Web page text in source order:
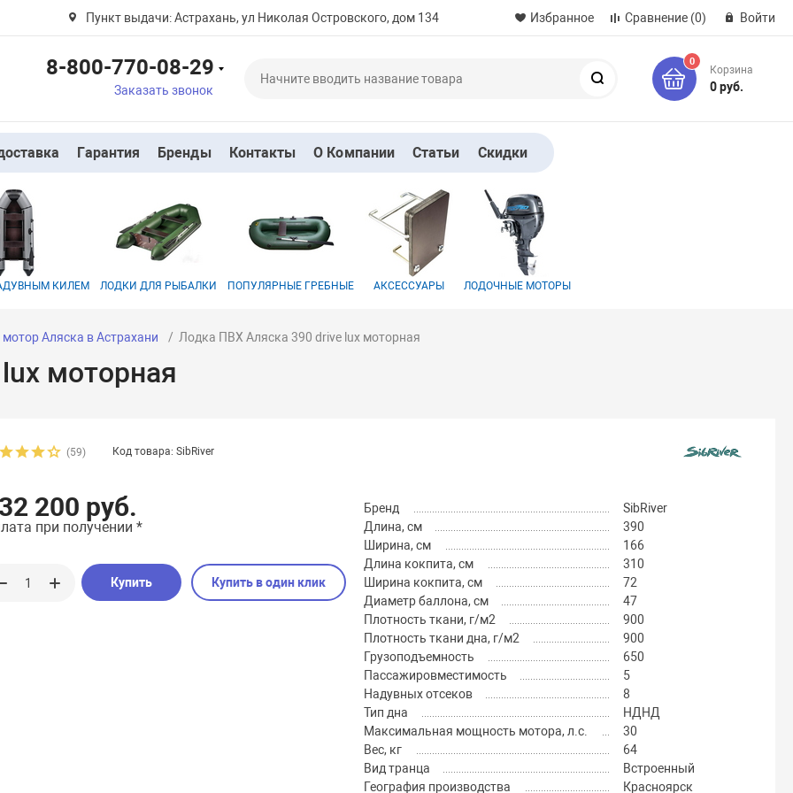
Пункт выдачи: Астрахань, ул Николая Островского, дом 134 Избранное Сравнение (0) Войти
8-800-770-08-29
Заказать звонок
0
Корзина
0 руб.
Гарантия Бренды Контакты О Компании Статьи Скидки
КИЛЕМ ЛОДКИ ДЛЯ РЫБАЛКИ ПОПУЛЯРНЫЕ ГРЕБНЫЕ АКСЕССУАРЫ ЛОДОЧНЫЕ МОТОРЫ
Аляска в Астрахани Лодка ПВХ Аляска 390 drive lux моторная
моторная
(59) Код товара: SibRiver
200 руб.
при получении *
Купить Купить в один клик
Бренд
SibRiver
Длина, см
390
Ширина, см
166
Длина кокпита, см
310
Ширина кокпита, см
72
Диаметр баллона, см
47
Плотность ткани, г/м2
900
Плотность ткани дна, г/м2
900
Грузоподъемность
650
Пассажировместимость
5
Надувных отсеков
8
Тип дна
НДНД
Максимальная мощность мотора, л.с.
30
Вес, кг
64
Вид транца
Встроенный
География производства
Красноярск